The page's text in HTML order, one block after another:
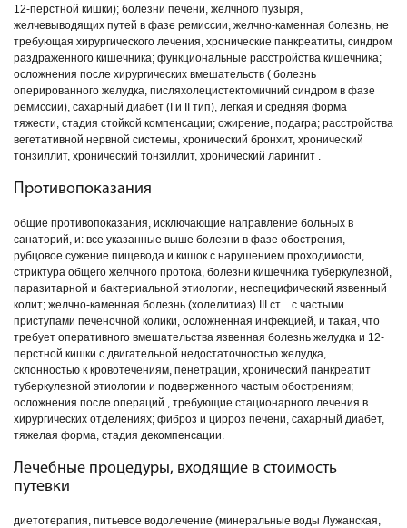
12-перстной кишки); болезни печени, желчного пузыря,
желчевыводящих путей в фазе ремиссии, желчно-каменная болезнь, не
требующая хирургического лечения, хронические панкреатиты, синдром
раздраженного кишечника; функциональные расстройства кишечника;
осложнения после хирургических вмешательств ( болезнь
оперированного желудка, писляхолецистектомичний синдром в фазе
ремиссии), сахарный диабет (I и II тип), легкая и средняя форма
тяжести, стадия стойкой компенсации; ожирение, подагра; расстройства
вегетативной нервной системы, хронический бронхит, хронический
тонзиллит, хронический тонзиллит, хронический ларингит .
Противопоказания
общие противопоказания, исключающие направление больных в
санаторий, и: все указанные выше болезни в фазе обострения,
рубцовое сужение пищевода и кишок с нарушением проходимости,
стриктура общего желчного протока, болезни кишечника туберкулезной,
паразитарной и бактериальной этиологии, неспецифический язвенный
колит; желчно-каменная болезнь (холелитиаз) III ст .. с частыми
приступами печеночной колики, осложненная инфекцией, и такая, что
требует оперативного вмешательства язвенная болезнь желудка и 12-
перстной кишки с двигательной недостаточностью желудка,
склонностью к кровотечениям, пенетрации, хронический панкреатит
туберкулезной этиологии и подверженного частым обострениям;
осложнения после операций , требующие стационарного лечения в
хирургических отделениях; фиброз и цирроз печени, сахарный диабет,
тяжелая форма, стадия декомпенсации.
Лечебные процедуры, входящие в стоимость
путевки
диетотерапия, питьевое водолечение (минеральные воды Лужанская,